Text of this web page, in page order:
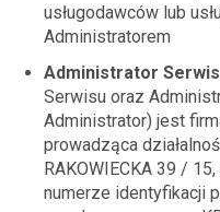
usługodawców lub
Administratorem
Administrator
Serwisu oraz
Administrator) jest
prowadząca
RAKOWIECKA 39 /
numerze identyfikacji